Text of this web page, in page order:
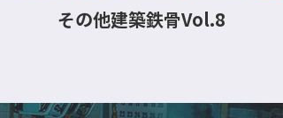
その他建築鉄骨Vol.8